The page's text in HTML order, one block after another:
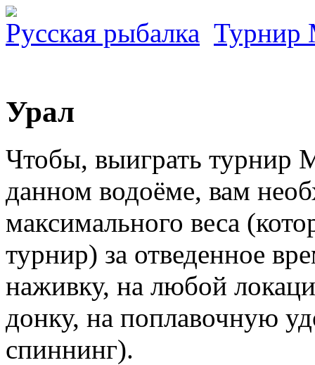
Русская рыбалка
Урал
Чтобы, выиграть турнир
данном водоёме, вам
максимального веса
турнир) за отведенное
наживку, на любой
донку, на поплавочную
спиннинг).